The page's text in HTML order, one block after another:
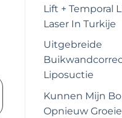
Lift + Temporal
Laser In Turkije
Uitgebreide
Liposuctie
Kunnen Mijn
Opnieuw